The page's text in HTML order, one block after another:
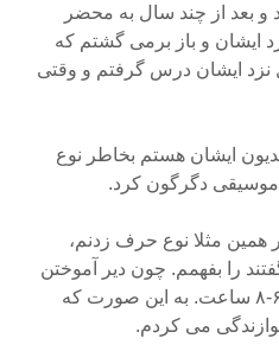
و بعد از چند سال به محضر
یک بار می آمدم نزد ایشان و باز برمی گشتم که
۱۰ ساعت این رفت و برگشت زمان می برد؛ ۴ سال نزد ایشان درس گرفتم و وقتی
ایشان هستم بخاطر نوع
موسیقی دگرگون کرد.
همین مثلا نوع حرف زدنم،
را بفهمم. چون دیر آموختن
موسیقی را شروع کرده بودم، خیلی تمرین زیاد می کردم، روزی ۶-۸ ساعت. به این صورت که
می کردم.